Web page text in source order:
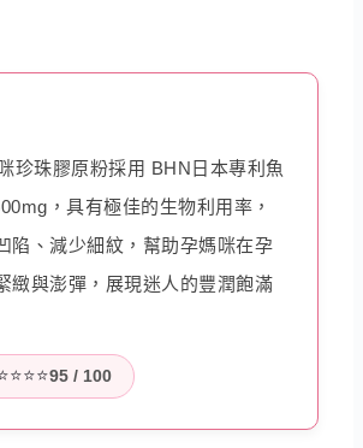
珍珠膠原粉採用 BHN日本專利魚
，具有極佳的生物利用率，
陷、減少細紋，幫助孕媽咪在孕
緻與澎彈，展現迷人的豐潤飽滿
95 / 100